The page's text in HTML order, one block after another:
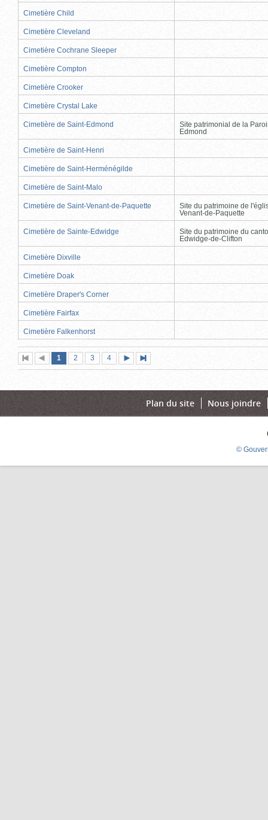
Cimetière Child
Cimetière Cleveland
Cimetière Cochrane Sleeper
Cimetière Compton
Cimetière Crooker
Cimetière Crystal Lake
Cimetière de Saint-Edmond
Site patrimonial de la
Edmond
Cimetière de Saint-Henri
Cimetière de Saint-Herménégilde
Cimetière de Saint-Malo
Cimetière de Saint-Venant-de-Paquette
Site du patrimoine de
Venant-de-Paquette
Cimetière de Sainte-Edwidge
Site du patrimoine du
Edwidge-de-Clifton
Cimetière Dixville
Cimetière Doak
Cimetière Draper's Corner
Cimetière Fairfax
Cimetière Falkenhorst
Première
page
Page
précédente
Page
1 (page
actuelle)
Page
2 Page
3 Page
4
suivante
page
Plan du site Nous joindre
©